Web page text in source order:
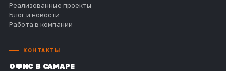
Реализованные проекты
Блог и новости
Работа в компании
КОНТАКТЫ
ОФИС В САМАРЕ